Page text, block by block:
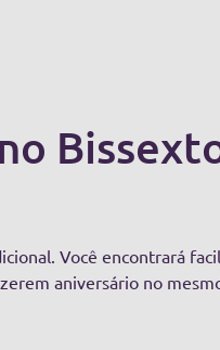
Você encontrará
aniversário no